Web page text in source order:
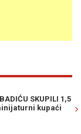
bikiniju